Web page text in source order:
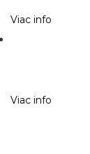
Viac info
Viac info